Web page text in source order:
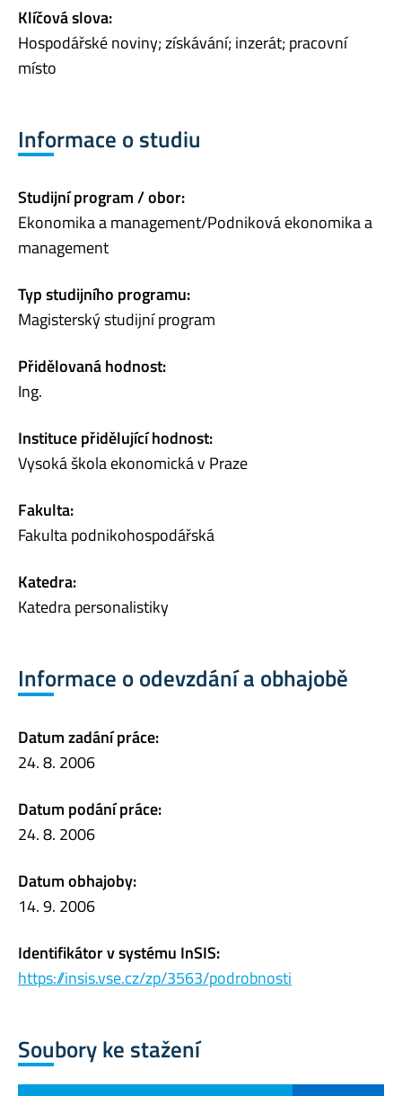
Klíčová slova:
Hospodářské noviny; získávání; inzerát; pracovní
místo
Informace o studiu
Studijní program / obor:
Ekonomika a management/Podniková ekonomika a
management
Typ studijního programu:
Magisterský studijní program
Přidělovaná hodnost:
Ing.
Instituce přidělující hodnost:
Vysoká škola ekonomická v Praze
Fakulta:
Fakulta podnikohospodářská
Katedra:
Katedra personalistiky
Informace o odevzdání a obhajobě
Datum zadání práce:
24. 8. 2006
Datum podání práce:
24. 8. 2006
Datum obhajoby:
14. 9. 2006
Identifikátor v systému InSIS:
https://insis.vse.cz/zp/3563/podrobnosti
Soubory ke stažení